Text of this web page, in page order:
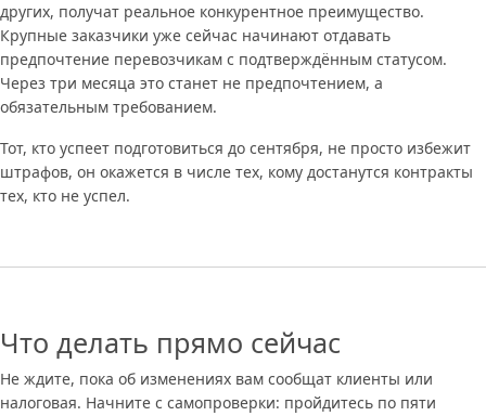
других, получат реальное конкурентное преимущество.
Крупные заказчики уже сейчас начинают отдавать
предпочтение перевозчикам с подтверждённым статусом.
Через три месяца это станет не предпочтением, а
обязательным требованием.
Тот, кто успеет подготовиться до сентября, не просто избежит
штрафов, он окажется в числе тех, кому достанутся контракты
тех, кто не успел.
Что делать прямо сейчас
Не ждите, пока об изменениях вам сообщат клиенты или
налоговая. Начните с самопроверки: пройдитесь по пяти